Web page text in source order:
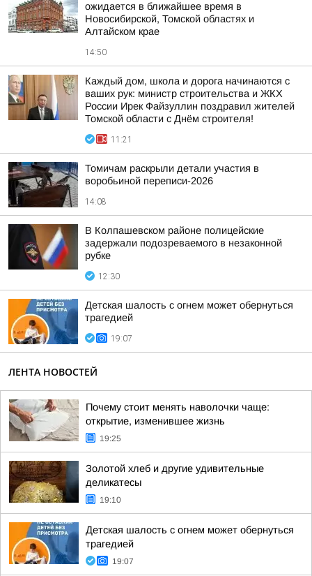
ожидается в ближайшее время в
Новосибирской, Томской областях и
Алтайском крае
14:50
Каждый дом, школа и дорога начинаются с
ваших рук: министр строительства и ЖКХ
России Ирек Файзуллин поздравил жителей
Томской области с Днём строителя!
11:21
Томичам раскрыли детали участия в
воробьиной переписи-2026
14:08
В Колпашевском районе полицейские
задержали подозреваемого в незаконной
рубке
12:30
Детская шалость с огнем может обернуться
трагедией
19:07
ЛЕНТА НОВОСТЕЙ
Почему стоит менять наволочки чаще:
открытие, изменившее жизнь
19:25
Золотой хлеб и другие удивительные
деликатесы
19:10
Детская шалость с огнем может обернуться
трагедией
19:07